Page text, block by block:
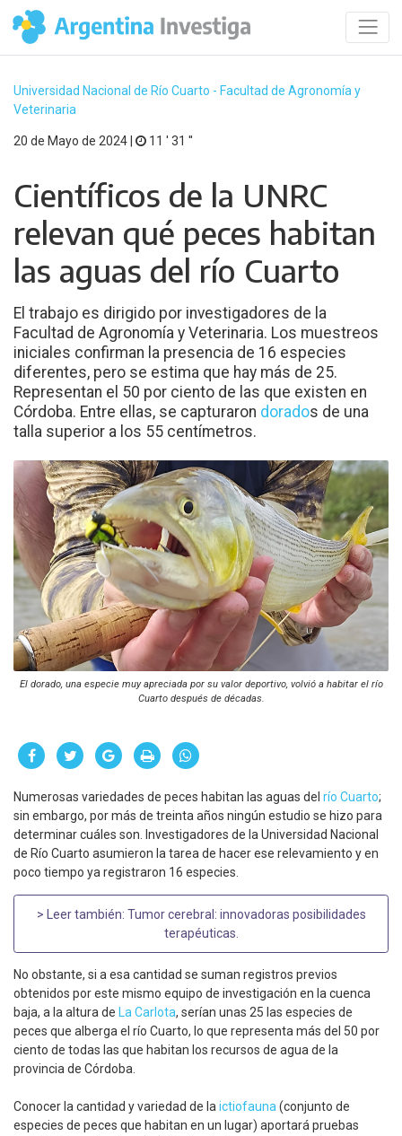
Universidad Nacional de Río Cuarto - Facultad de Agronomía y
Veterinaria
20 de Mayo de 2024 | 11 ′ 31 ′′
Científicos de la UNRC
relevan qué peces habitan
las aguas del río Cuarto
El trabajo es dirigido por investigadores de la
Facultad de Agronomía y Veterinaria. Los muestreos
iniciales confirman la presencia de 16 especies
diferentes, pero se estima que hay más de 25.
Representan el 50 por ciento de las que existen en
Córdoba. Entre ellas, se capturaron dorados de una
talla superior a los 55 centímetros.
El dorado, una especie muy apreciada por su valor deportivo, volvió a habitar el río
Cuarto después de décadas.
Numerosas variedades de peces habitan las aguas del río Cuarto;
sin embargo, por más de treinta años ningún estudio se hizo para
determinar cuáles son. Investigadores de la Universidad Nacional
de Río Cuarto asumieron la tarea de hacer ese relevamiento y en
poco tiempo ya registraron 16 especies.
> Leer también: Tumor cerebral: innovadoras posibilidades
terapéuticas
No obstante, si a esa cantidad se suman registros previos
obtenidos por este mismo equipo de investigación en la cuenca
baja, a la altura de
La Carlota, serían unas 25 las especies de
peces que alberga el río Cuarto, lo que representa más del 50 por
ciento de todas las que habitan los recursos de agua de la
provincia de Córdoba.
Conocer la cantidad y variedad de la ictiofauna (conjunto de
especies de peces que habitan en un lugar) aportará pruebas